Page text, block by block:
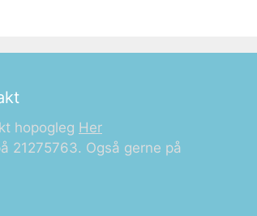
hopogleg Her
21275763. Også gerne på